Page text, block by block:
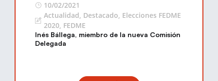
10/02/2021
Actualidad, Destacado, Elecciones FEDME
2020, FEDME
Inés Bállega, miembro de la nueva Comisión
Delegada